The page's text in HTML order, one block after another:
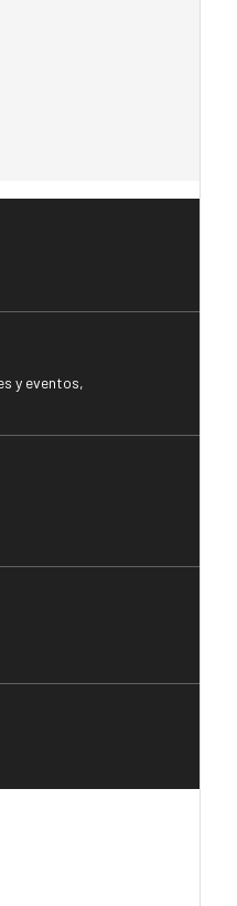
y eventos,